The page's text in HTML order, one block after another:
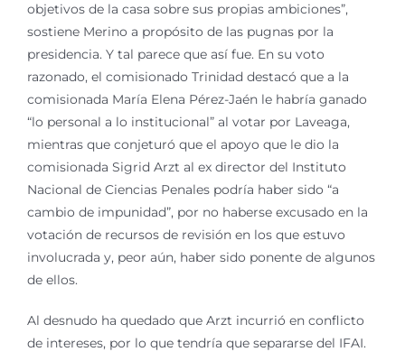
objetivos de la casa sobre sus propias ambiciones”,
sostiene Merino a propósito de las pugnas por la
presidencia. Y tal parece que así fue. En su voto
razonado, el comisionado Trinidad destacó que a la
comisionada María Elena Pérez-Jaén le habría ganado
“lo personal a lo institucional” al votar por Laveaga,
mientras que conjeturó que el apoyo que le dio la
comisionada Sigrid Arzt al ex director del Instituto
Nacional de Ciencias Penales podría haber sido “a
cambio de impunidad”, por no haberse excusado en la
votación de recursos de revisión en los que estuvo
involucrada y, peor aún, haber sido ponente de algunos
de ellos.
Al desnudo ha quedado que Arzt incurrió en conflicto
de intereses, por lo que tendría que separarse del IFAI.